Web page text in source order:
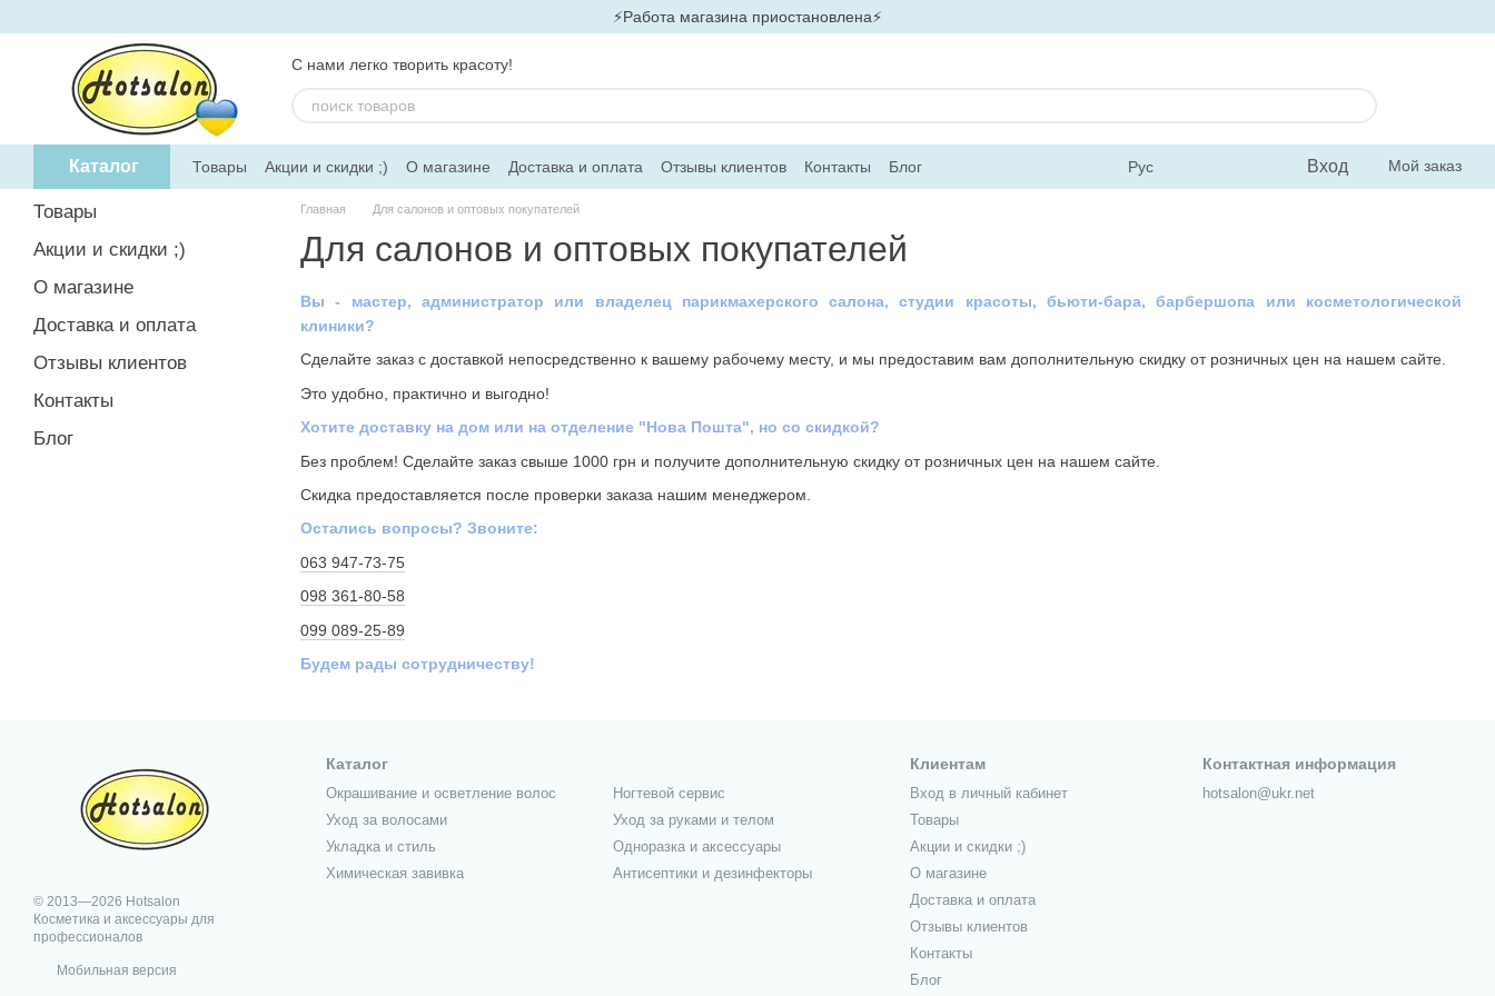
⚡Работа магазина приостановлена⚡
С нами легко творить красоту!
Каталог Товары Акции и скидки ;) О магазине Доставка и оплата Отзывы клиентов Контакты Блог Рус Вход Мой заказ
Главная Для салонов и оптовых покупателей
Для салонов и оптовых покупателей
Вы - мастер, администратор или владелец парикмахерского салона, студии красоты, бьюти-бара, барбершопа или косметологической
клиники?
Сделайте заказ с доставкой непосредственно к вашему рабочему месту, и мы предоставим вам дополнительную скидку от розничных цен на нашем сайте.
Это удобно, практично и выгодно!
Хотите доставку на дом или на отделение "Нова Пошта", но со скидкой?
Без проблем! Сделайте заказ свыше 1000 грн и получите дополнительную скидку от розничных цен на нашем сайте.
Скидка предоставляется после проверки заказа нашим менеджером.
Остались вопросы? Звоните:
063 947-73-75
098 361-80-58
099 089-25-89
Будем рады сотрудничеству!
Товары
Акции и скидки ;)
О магазине
Доставка и оплата
Отзывы клиентов
Контакты
Блог
© 2013—2026 Hotsalon
Косметика и аксессуары для
профессионалов
Мобильная версия
Каталог
Окрашивание и осветление волос
Уход за волосами
Укладка и стиль
Химическая завивка
Ногтевой сервис
Уход за руками и телом
Одноразка и аксессуары
Антисептики и дезинфекторы
Клиентам
Вход в личный кабинет
Товары
Акции и скидки ;)
О магазине
Доставка и оплата
Отзывы клиентов
Контакты
Блог
Контактная информация
hotsalon@ukr.net